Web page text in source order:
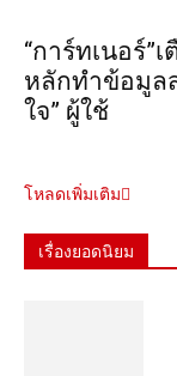
“การ์ทเนอร์”
หลักทำข้อมูล
ใจ” ผู้ใช้
โหลดเพิ่มเติม
เรื่องยอดนิยม